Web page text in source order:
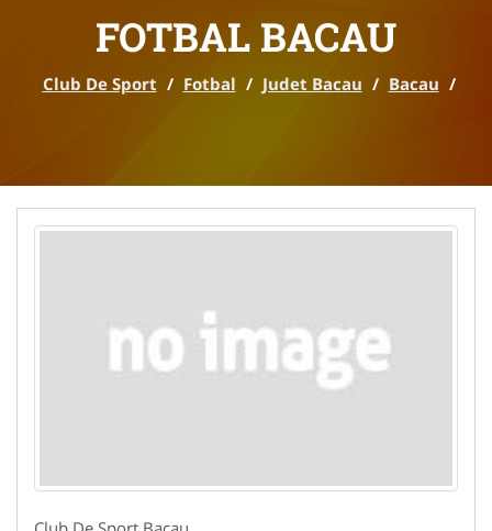
FOTBAL BACAU
Club De Sport / Fotbal / Judet Bacau / Bacau /